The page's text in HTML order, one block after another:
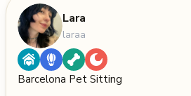
Lara
laraa
Barcelona Pet Sitting